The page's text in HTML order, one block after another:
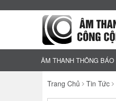
ÂM THANH THÔNG BÁO
Trang Chủ Tin Tức